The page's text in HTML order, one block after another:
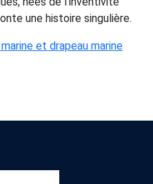
une histoire singulière.
et drapeau marine